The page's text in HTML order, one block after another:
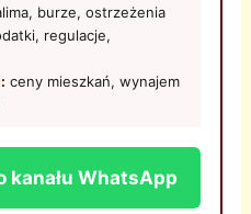
burze, ostrzeżenia
regulacje,
ceny mieszkań, wynajem
kanału WhatsApp